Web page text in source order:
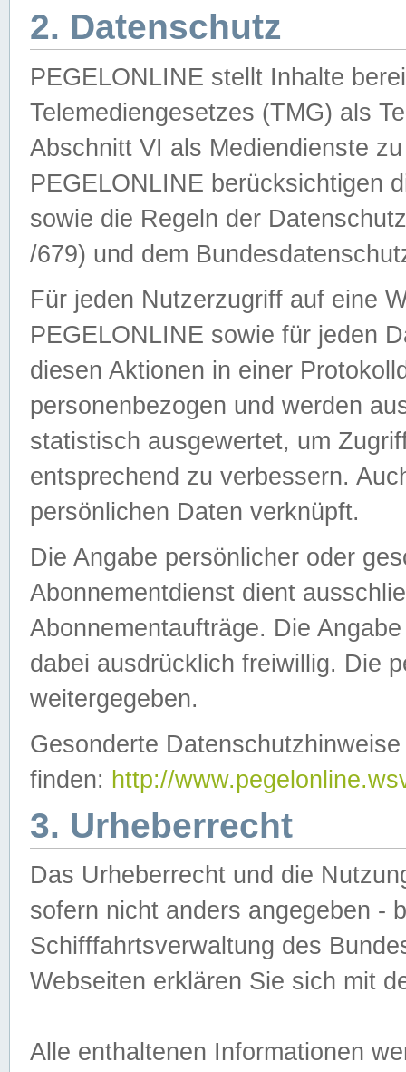
2. Datenschutz
PEGELONLINE stellt Inhalte
Telemediengesetzes (TMG) als
Abschnitt VI als Mediendienste
PEGELONLINE berücksichtigen
sowie die Regeln der
/679) und dem
Für jeden Nutzerzugriff auf eine
PEGELONLINE sowie für jeden
diesen Aktionen in einer
personenbezogen und werden
statistisch ausgewertet, um
entsprechend zu verbessern.
persönlichen Daten verknüpft.
Die Angabe persönlicher oder
Abonnementdienst dient
Abonnementaufträge. Die
dabei ausdrücklich freiwillig. Die
weitergegeben.
Gesonderte
finden: http://
3. Urheberrecht
Das Urheberrecht und die
sofern nicht anders angegeben -
Schifffahrtsverwaltung des
Webseiten erklären Sie sich mit
Alle enthaltenen Informationen